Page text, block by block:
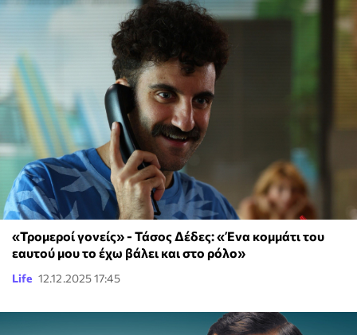
«Τρομεροί γονείς» - Τάσος Δέδες: «Ένα κομμάτι του
εαυτού μου το έχω βάλει και στο ρόλο»
Life 12.12.2025 17:45